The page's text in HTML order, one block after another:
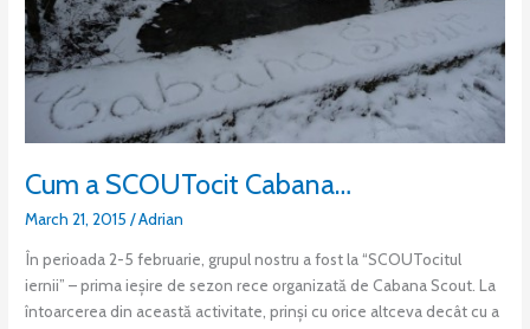
Cum a SCOUTocit Cabana…
March 21, 2015/Adrian
În perioada 2-5 februarie, grupul nostru a fost la “SCOUTocitul
iernii” – prima ieșire de sezon rece organizată de Cabana Scout. La
întoarcerea din această activitate, prinși cu orice altceva decât cu a